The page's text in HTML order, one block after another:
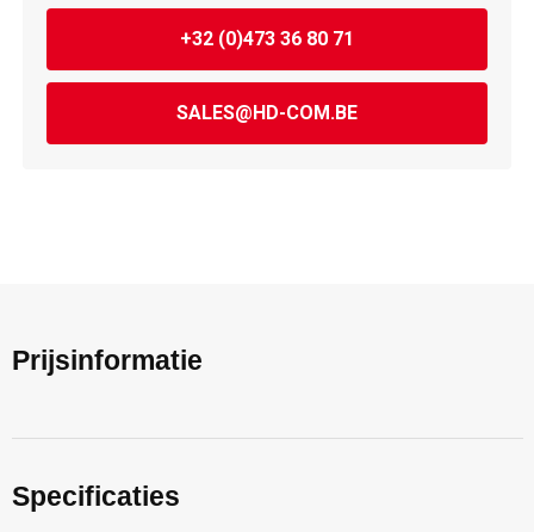
+32 (0)473 36 80 71
SALES@HD-COM.BE
Prijsinformatie
Specificaties